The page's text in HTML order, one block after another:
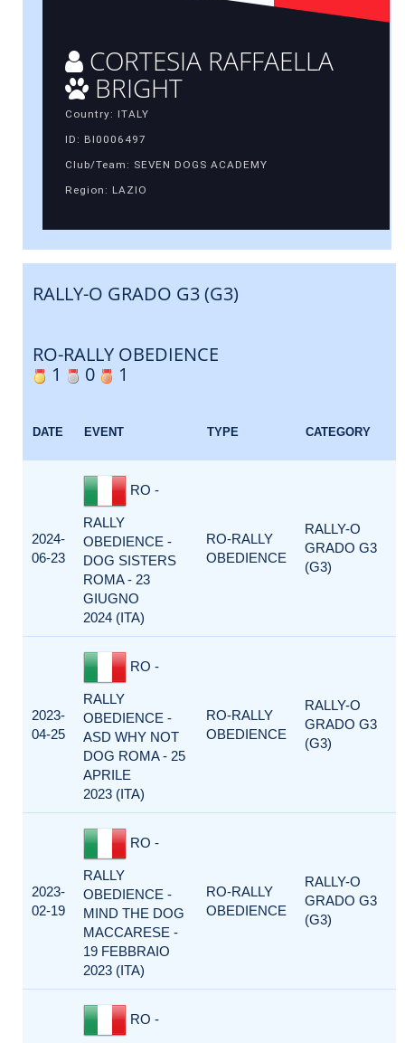
CORTESIA RAFFAELLA
BRIGHT
Country: ITALY
ID: BI0006497
Club/Team: SEVEN DOGS ACADEMY
Region: LAZIO
RALLY-O GRADO G3 (G3)
RO-RALLY OBEDIENCE
1
0 1
DATE EVENT TYPE CATEGORY
2024-
06-23
RO -
RALLY
OBEDIENCE -
DOG SISTERS
ROMA - 23
GIUGNO
2024 (ITA)
RO-RALLY
OBEDIENCE
RALLY-O
GRADO G3
(G3)
2023-
04-25
RO -
RALLY
OBEDIENCE -
ASD WHY NOT
DOG ROMA - 25
APRILE
2023 (ITA)
RO-RALLY
OBEDIENCE
RALLY-O
GRADO G3
(G3)
2023-
02-19
RO -
RALLY
OBEDIENCE -
MIND THE DOG
MACCARESE -
19 FEBBRAIO
2023 (ITA)
RO-RALLY
OBEDIENCE
RALLY-O
GRADO G3
(G3)
RO -